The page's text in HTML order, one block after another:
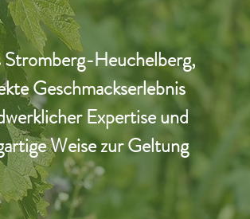
Stromberg-Heuchelberg,
Geschmackserlebnis
Expertise und
Weise zur Geltung
um den Schutz der